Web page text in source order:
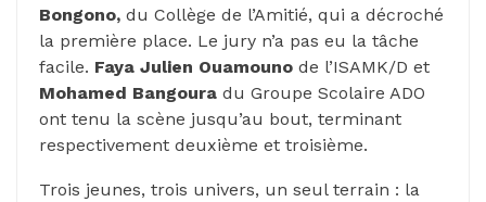
Bongono, du Collège de l’Amitié, qui a décroché
la première place. Le jury n’a pas eu la tâche
facile. Faya Julien Ouamouno de l’ISAMK/D et
Mohamed Bangoura du Groupe Scolaire ADO
ont tenu la scène jusqu’au bout, terminant
respectivement deuxième et troisième.
Trois jeunes, trois univers, un seul terrain : la